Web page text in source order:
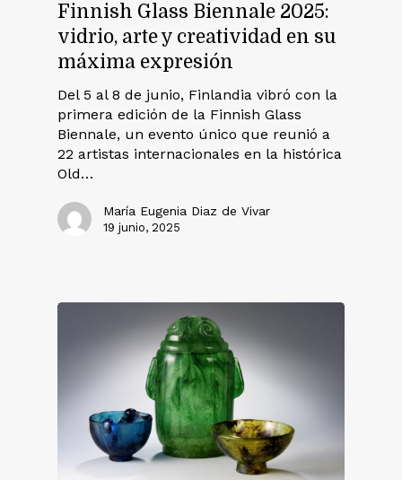
Finnish Glass Biennale 2025:
vidrio, arte y creatividad en su
máxima expresión
Del 5 al 8 de junio, Finlandia vibró con la
primera edición de la Finnish Glass
Biennale, un evento único que reunió a
22 artistas internacionales en la histórica
Old…
María Eugenia Diaz de Vivar
19 junio, 2025